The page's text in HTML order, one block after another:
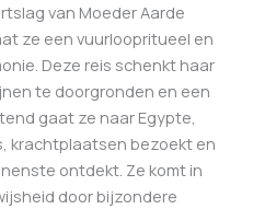
van Moeder Aarde
ze een vuurloopritueel en
Deze reis schenkt haar
te doorgronden en een
gaat ze naar Egypte,
krachtplaatsen bezoekt en
ontdekt. Ze komt in
door bijzondere